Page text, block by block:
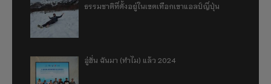
ธรรมชาติที่ตั้งอยู่ในเขตเทือกเขาแอลป์ญี่ปุ่น
อู่ฮั่น ฉันมา (ทำไม) แล้ว 2024